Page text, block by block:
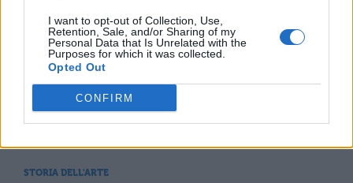
I want to opt-out of Collection, Use,
Retention, Sale, and/or Sharing of my
Personal Data that Is Unrelated with the
Purposes for which it was collected.
Opted Out
CONFIRM
Jacques-Louis David: vita e analisi delle
opere
STORIA DELL'ARTE